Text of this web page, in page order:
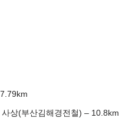
사상(부산김해경전철) – 10.8km